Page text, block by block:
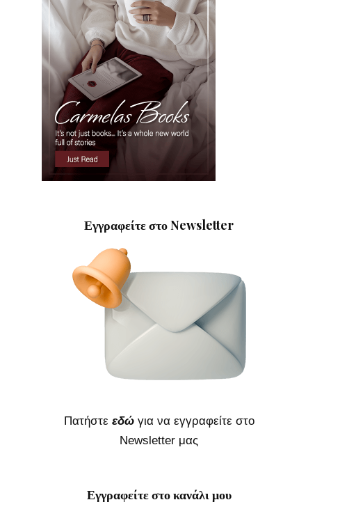
Εγγραφείτε στο Newsletter
Πατήστε εδώ για να εγγραφείτε στο
Newsletter μας
Εγγραφείτε στο κανάλι μου